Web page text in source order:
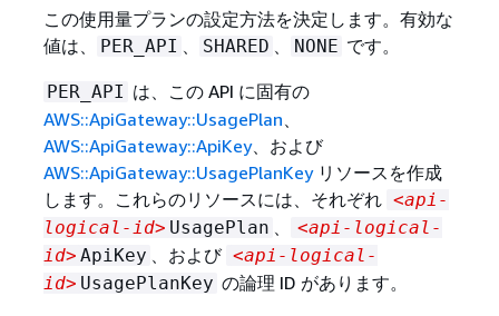
この使用量プランの設定方法を決定します。有効な
値は、
PER_API 、 SHARED 、 NONE です。
PER_API は、この API に固有の
AWS::ApiGateway::UsagePlan、
AWS::ApiGateway::ApiKey、および
AWS::ApiGateway::UsagePlanKeyリソースを作成
します。これらのリソースには、それぞれ <api-
logical-id> UsagePlan 、
<api-logical-
id> ApiKey 、および <api-logical-
id> UsagePlanKey の論理 ID があります。